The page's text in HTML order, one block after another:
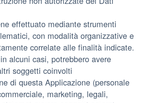
effettuato mediante strumenti
con modalità organizzative e
correlate alle finalità indicate.
alcuni casi, potrebbero avere
soggetti coinvolti
di questa Applicazione (personale
marketing, legali,